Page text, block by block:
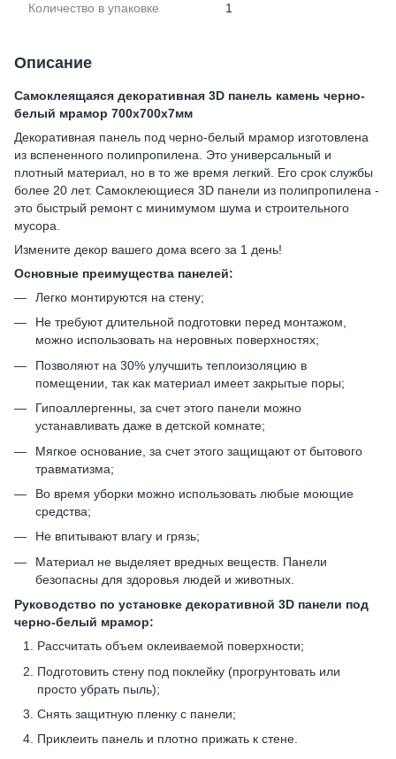
Количество в упаковке 1
Описание
Самоклеящаяся декоративная 3D панель камень черно-
белый мрамор 700х700х7мм
Декоративная панель под черно-белый мрамор изготовлена
из вспененного полипропилена. Это универсальный и
плотный материал, но в то же время легкий. Его срок службы
более 20 лет. Самоклеющиеся 3D панели из полипропилена -
это быстрый ремонт с минимумом шума и строительного
мусора.
Измените декор вашего дома всего за 1 день!
Основные преимущества панелей:
Легко монтируются на стену;
Не требуют длительной подготовки перед монтажом,
можно использовать на неровных поверхностях;
Позволяют на 30% улучшить теплоизоляцию в
помещении, так как материал имеет закрытые поры;
Гипоаллергенны, за счет этого панели можно
устанавливать даже в детской комнате;
Мягкое основание, за счет этого защищают от бытового
травматизма;
Во время уборки можно использовать любые моющие
средства;
Не впитывают влагу и грязь;
Материал не выделяет вредных веществ. Панели
безопасны для здоровья людей и животных.
Руководство по установке декоративной 3D панели под
черно-белый мрамор:
Рассчитать объем оклеиваемой поверхности;
Подготовить стену под поклейку (прогрунтовать или
просто убрать пыль);
Снять защитную пленку с панели;
Приклеить панель и плотно прижать к стене.